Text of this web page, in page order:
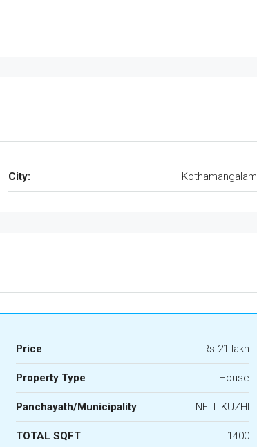
City: Kothamangalam
Price Rs.21 lakh
Property Type House
Panchayath/Municipality NELLIKUZHI
TOTAL SQFT 1400